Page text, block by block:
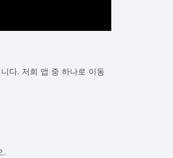
다. 저희 앱 중 하나로 이동
.